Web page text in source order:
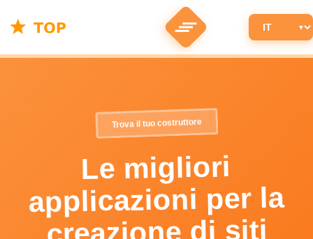
Trova il tuo costruttore
Le migliori
applicazioni per la
creazione di siti